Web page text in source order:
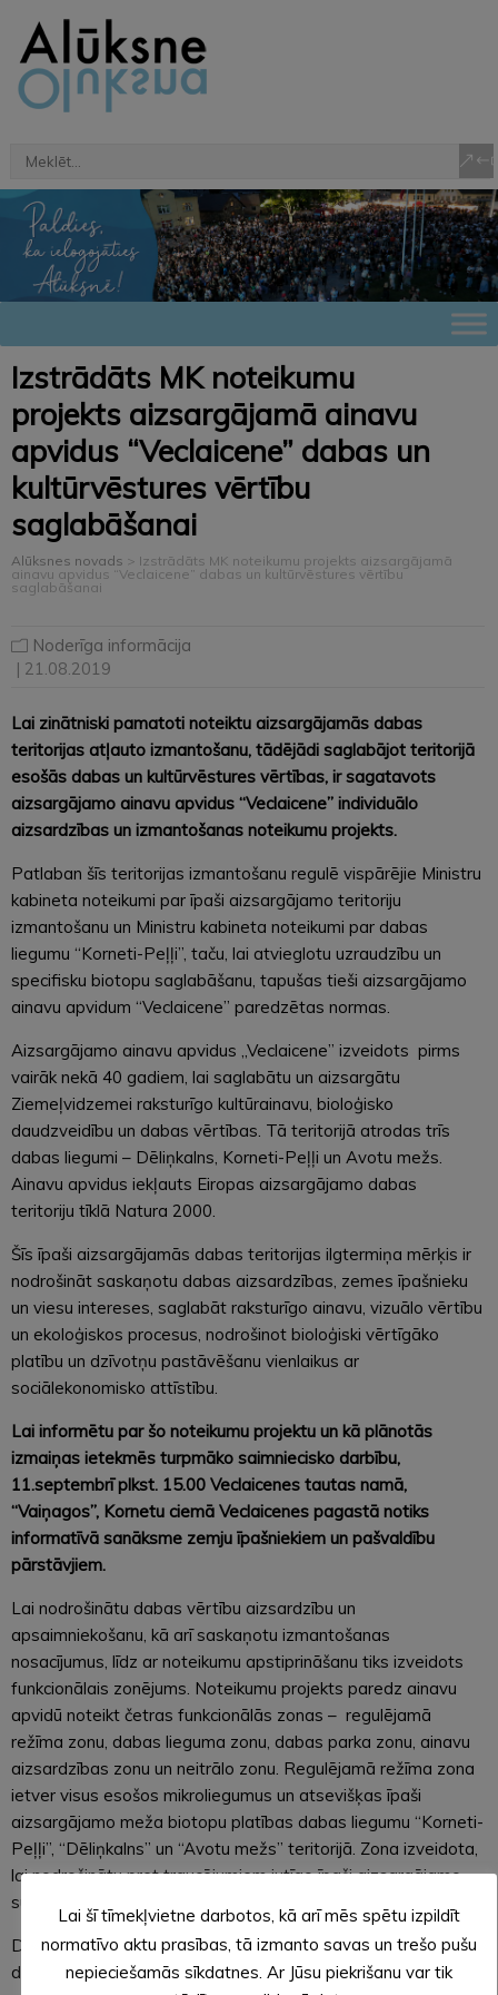
Izstrādāts MK noteikumu
projekts aizsargājamā ainavu
apvidus “Veclaicene” dabas un
kultūrvēstures vērtību
saglabāšanai
Alūksnes novads > Izstrādāts MK noteikumu projekts aizsargājamā
ainavu apvidus “Veclaicene” dabas un kultūrvēstures vērtību
saglabāšanai
Noderīga informācija
| 21.08.2019
Lai zinātniski pamatoti noteiktu aizsargājamās dabas
teritorijas atļauto izmantošanu, tādējādi saglabājot teritorijā
esošās dabas un kultūrvēstures vērtības, ir sagatavots
aizsargājamo ainavu apvidus “Veclaicene” individuālo
aizsardzības un izmantošanas noteikumu projekts.
Patlaban šīs teritorijas izmantošanu regulē vispārējie Ministru
kabineta noteikumi par īpaši aizsargājamo teritoriju
izmantošanu un Ministru kabineta noteikumi par dabas
liegumu “Korneti-Peļļi”, taču, lai atvieglotu uzraudzību un
specifisku biotopu saglabāšanu, tapušas tieši aizsargājamo
ainavu apvidum “Veclaicene” paredzētas normas.
Aizsargājamo ainavu apvidus „Veclaicene” izveidots pirms
vairāk nekā 40 gadiem, lai saglabātu un aizsargātu
Ziemeļvidzemei raksturīgo kultūrainavu, bioloģisko
daudzveidību un dabas vērtības. Tā teritorijā atrodas trīs
dabas liegumi – Dēliņkalns, Korneti-Peļļi un Avotu mežs.
Ainavu apvidus iekļauts Eiropas aizsargājamo dabas
teritoriju tīklā Natura 2000.
Šīs īpaši aizsargājamās dabas teritorijas ilgtermiņa mērķis ir
nodrošināt saskaņotu dabas aizsardzības, zemes īpašnieku
un viesu intereses, saglabāt raksturīgo ainavu, vizuālo vērtību
un ekoloģiskos procesus, nodrošinot bioloģiski vērtīgāko
platību un dzīvotņu pastāvēšanu vienlaikus ar
sociālekonomisko attīstību.
Lai informētu par šo noteikumu projektu un kā plānotās
izmaiņas ietekmēs turpmāko saimniecisko darbību,
11.septembrī plkst. 15.00 Veclaicenes tautas namā,
“Vaiņagos”, Kornetu ciemā Veclaicenes pagastā notiks
informatīvā sanāksme zemju īpašniekiem un pašvaldību
pārstāvjiem.
Lai nodrošinātu dabas vērtību aizsardzību un
apsaimniekošanu, kā arī saskaņotu izmantošanas
nosacījumus, līdz ar noteikumu apstiprināšanu tiks izveidots
funkcionālais zonējums. Noteikumu projekts paredz ainavu
apvidū noteikt četras funkcionālās zonas – regulējamā
režīma zonu, dabas lieguma zonu, dabas parka zonu, ainavu
aizsardzības zonu un neitrālo zonu. Regulējamā režīma zona
ietver visus esošos mikroliegumus un atsevišķas īpaši
aizsargājamo meža biotopu platības dabas liegumu “Korneti-
Peļļi”, “Dēliņkalns” un “Avotu mežs” teritorijā. Zona izveidota,
lai nodrošinātu pret traucējumiem jutīgo īpaši aizsargājamo
sugu un to dzīvotņu, kā arī meža biotopu aizsardzību.
Dabas lieguma zona izveidota, lai aizsargātu atsevišķas
dabas liegumu “Korneti-Peļļi” un “Dēliņkalns” platības, kā arī
Lai šī tīmekļvietne darbotos, kā arī mēs spētu izpildīt
normatīvo aktu prasības, tā izmanto savas un trešo pušu
nepieciešamās sīkdatnes. Ar Jūsu piekrišanu var tik